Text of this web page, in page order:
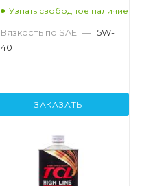
Узнать свободное наличие
Вязкость по SAE — 5W-
40
ЗАКАЗАТЬ